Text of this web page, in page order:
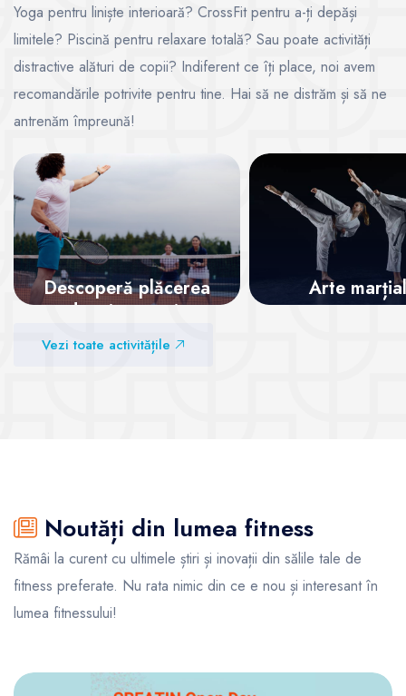
Yoga pentru liniște interioară? CrossFit pentru a-ți depăși
limitele? Piscină pentru relaxare totală? Sau poate activități
distractive alături de copii? Indiferent ce îți place, noi avem
recomandările potrivite pentru tine. Hai să ne distrăm și să ne
antrenăm împreună!
Descoperă plăcerea
de a juca tenis
Arte
Vezi toate activitățile
Noutăți din lumea fitness
Rămâi la curent cu ultimele știri și inovații din sălile tale de
fitness preferate. Nu rata nimic din ce e nou și interesant în
lumea fitnessului!